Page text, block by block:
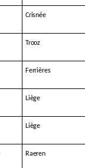
Crisnée
Trooz
Ferrières
Liège
Liège
Raeren